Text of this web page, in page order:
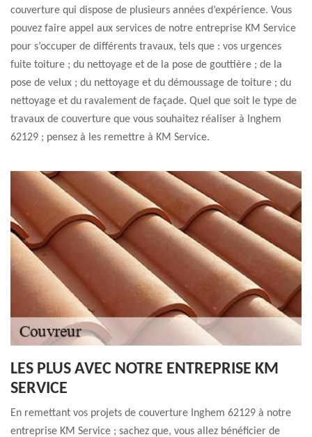
couverture qui dispose de plusieurs années d’expérience. Vous
pouvez faire appel aux services de notre entreprise KM Service
pour s’occuper de différents travaux, tels que : vos urgences
fuite toiture ; du nettoyage et de la pose de gouttière ; de la
pose de velux ; du nettoyage et du démoussage de toiture ; du
nettoyage et du ravalement de façade. Quel que soit le type de
travaux de couverture que vous souhaitez réaliser à Inghem
62129 ; pensez à les remettre à KM Service.
LES PLUS AVEC NOTRE ENTREPRISE KM
SERVICE
En remettant vos projets de couverture Inghem 62129 à notre
entreprise KM Service ; sachez que, vous allez bénéficier de